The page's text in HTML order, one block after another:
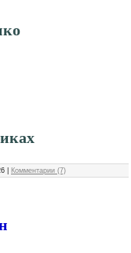
Комментарии (7)